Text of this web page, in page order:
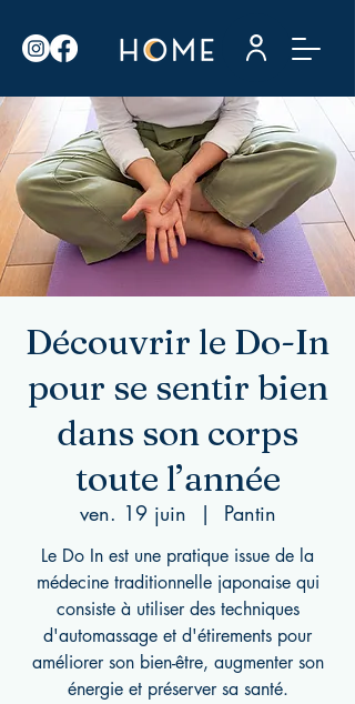
Découvrir le Do-In
pour se sentir bien
dans son corps
toute l’année
ven. 19 juin
  |
Pantin
Le Do In est une pratique issue de la
médecine traditionnelle japonaise qui
consiste à utiliser des techniques
d'automassage et d'étirements pour
améliorer son bien-être, augmenter son
énergie et préserver sa santé.